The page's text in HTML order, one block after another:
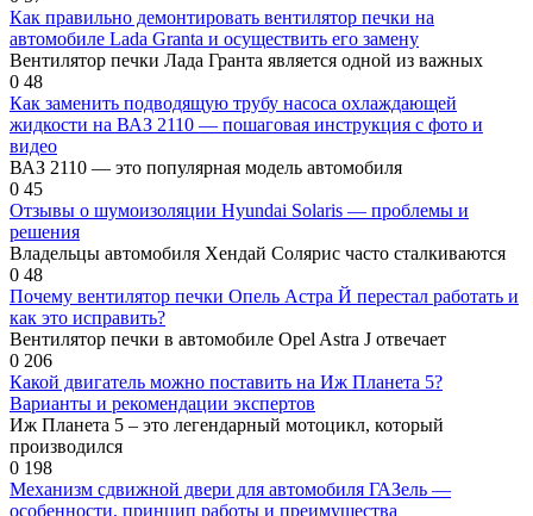
Как правильно демонтировать вентилятор печки на
автомобиле Lada Granta и осуществить его замену
Вентилятор печки Лада Гранта является одной из важных
0 48
Как заменить подводящую трубу насоса охлаждающей
жидкости на ВАЗ 2110 — пошаговая инструкция с фото и
видео
ВАЗ 2110 — это популярная модель автомобиля
0 45
Отзывы о шумоизоляции Hyundai Solaris — проблемы и
решения
Владельцы автомобиля Хендай Солярис часто сталкиваются
0 48
Почему вентилятор печки Опель Астра Й перестал работать и
как это исправить?
Вентилятор печки в автомобиле Opel Astra J отвечает
0 206
Какой двигатель можно поставить на Иж Планета 5?
Варианты и рекомендации экспертов
Иж Планета 5 – это легендарный мотоцикл, который
производился
0 198
Механизм сдвижной двери для автомобиля ГАЗель —
особенности, принцип работы и преимущества